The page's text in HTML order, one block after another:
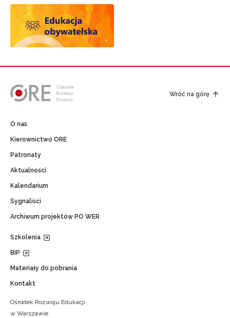
Wróć na górę
O nas
Kierownictwo ORE
Patronaty
Aktualności
Kalendarium
Sygnaliści
Archiwum projektów PO WER
Szkolenia
BIP
Materiały do pobrania
Kontakt
Ośrodek Rozwoju Edukacji
w Warszawie